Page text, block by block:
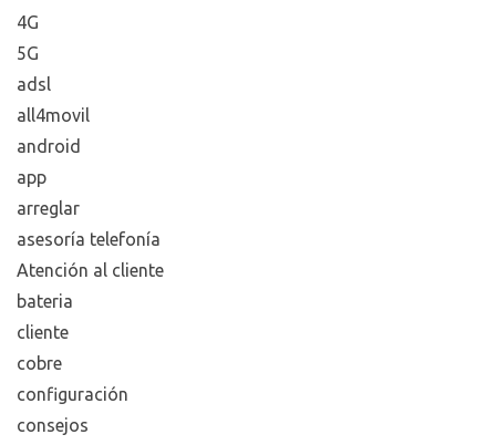
4G
5G
adsl
all4movil
android
app
arreglar
asesoría telefonía
Atención al cliente
bateria
cliente
cobre
configuración
consejos